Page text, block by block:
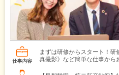
仕事内容
まずは研修からスタート！
真撮影》など簡単な仕事から